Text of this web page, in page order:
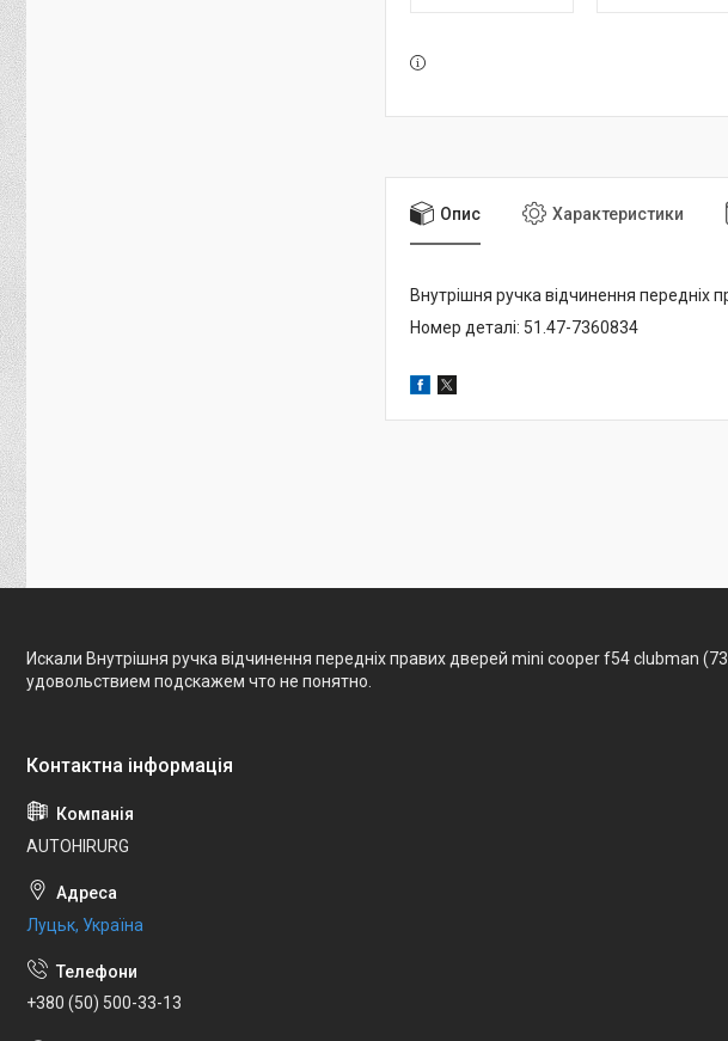
Опис Характеристики
Внутрішня ручка відчинення передніх
Номер деталі: 51.47-7360834
Искали Внутрішня ручка відчинення передніх правих дверей mini cooper f54 clubman
удовольствием подскажем что не понятно.
AUTOHIRURG
Луцьк, Україна
+380 (50) 500-33-13